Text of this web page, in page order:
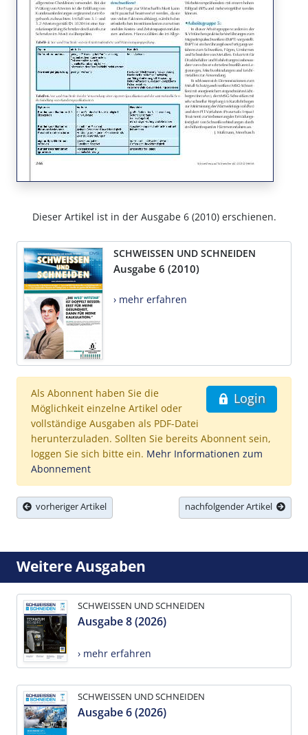
Dieser Artikel ist in der Ausgabe 6 (2010) erschienen.
SCHWEISSEN UND SCHNEIDEN
Ausgabe 6 (2010)
› mehr erfahren
Login
Als Abonnent haben Sie die
Möglichkeit einzelne Artikel oder
vollständige Ausgaben als PDF-Datei
herunterzuladen. Sollten Sie bereits Abonnent sein,
loggen Sie sich bitte ein. Mehr Informationen zum
Abonnement
vorheriger Artikel nachfolgender Artikel
Weitere Ausgaben
SCHWEISSEN UND SCHNEIDEN
Ausgabe 8 (2026)
› mehr erfahren
SCHWEISSEN UND SCHNEIDEN
Ausgabe 6 (2026)